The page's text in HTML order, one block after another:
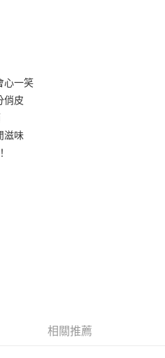
大用戶可立即使用無須另外申請。
期數、繳款截止日，確認付款後即完
請依後續交易確認頁面所載為準。
易或遇審核未通過，訂單將自動取
你分期」於每月結算日後寄送繳費提
路繳費。
司」（以下簡稱本公司）所提供，讓
或服務，並由商店將買賣／分期付款
本公司帳單繳交帳款。
台灣大哥大進項蒐集、處理及利用，
付款」的支付方式。 讓您購物簡單
不需儲值。
即可結帳。
款。
，即可完成結帳。
此簡訊中的連結，可透過四大超商／
，方視為交易完成。
繳費，但若您需要取消訂單，請聯絡
訂單仍視為有效，需透過AFTEE先享
」之結帳頁面顯示為準，若有關於
之「AFTEE先享後付」服務完成之交
運費
運費
運費
)免運費
心一笑
俏皮
滋味
相關推薦